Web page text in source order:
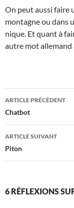
On peut aussi faire
montagne ou dans
nique. Et quant à
autre mot allemand
Navigation
des
articles
ARTICLE PRÉCÉDENT
Chatbot
ARTICLE SUIVANT
Piton
6 RÉFLEXIONS